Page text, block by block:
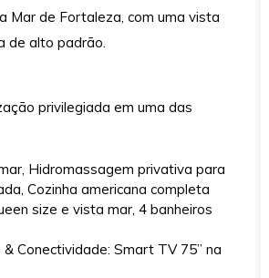
Mar de Fortaleza, com uma vista
de alto padrão.
privilegiada em uma das
Hidromassagem privativa para
Cozinha americana completa
size e vista mar, 4 banheiros
Conectividade: Smart TV 75” na